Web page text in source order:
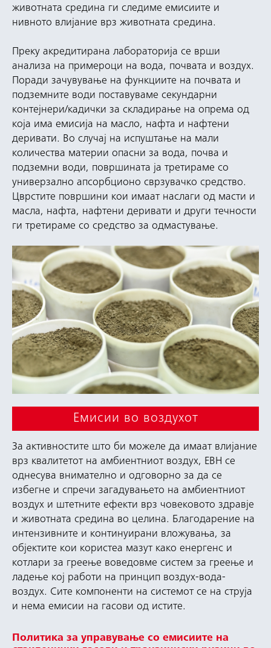
животната средина ги следиме емисиите и
нивното влијание врз животната средина.
Преку акредитирана лабораторија се врши
анализа на примероци на вода, почвата и воздух.
Поради зачувување на функциите на почвата и
подземните води поставуваме секундарни
контејнери/кадички за складирање на опрема од
која има емисија на масло, нафта и нафтени
деривати. Во случај на испуштање на мали
количества материи опасни за вода, почва и
подземни води, површината ја третираме со
универзално апсорбционо сврзувачко средство.
Цврстите површини кои имаат наслаги од масти и
масла, нафта, нафтени деривати и други течности
ги третираме со средство за одмастување.
Емисии во воздухот
За активностите што би можеле да имаат влијание
врз квалитетот на амбиентниот воздух, ЕВН се
однесува внимателно и одговорно за да се
избегне и спречи загадувањето на амбиентниот
воздух и штетните ефекти врз човековото здравје
и животната средина во целина. Благодарение на
интензивните и континуирани вложувања, за
објектите кои користеа мазут како енергенс и
котлари за греење воведовме систем за греење и
ладење кој работи на принцип воздух-вода-
воздух. Сите компоненти на системот се на струја
и нема емисии на гасови од истите.
Политика за управување со емисиите на